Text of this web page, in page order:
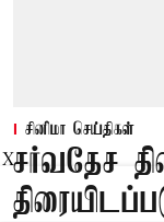
சினிமா செய்திகள்
சர்வதேச
X